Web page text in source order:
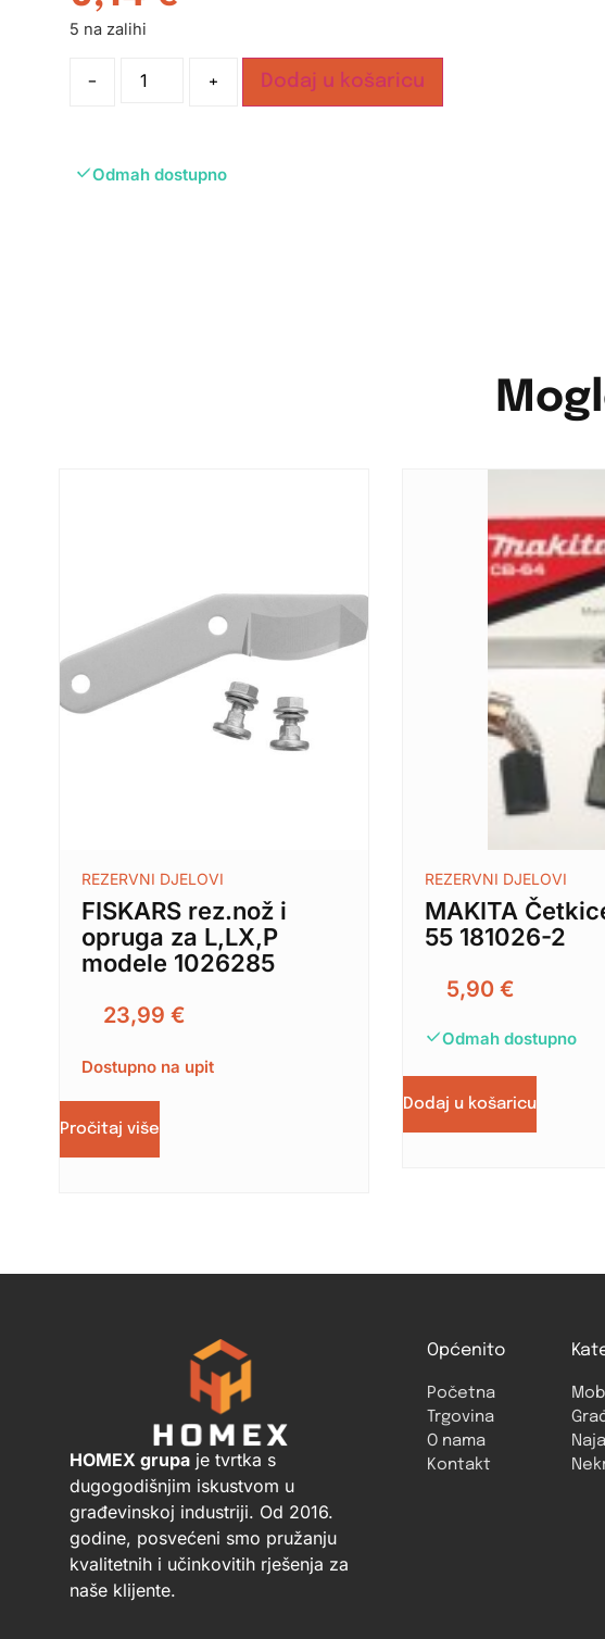
5 na zalihi
- + Dodaj u košaricu
Odmah dostupno
REZERVNI DJELOVI
FISKARS rez.nož i
opruga za L,LX,P
modele 1026285
23,99 €
Dostupno na upit
Pročitaj više
REZERVNI DJELOVI
MAKITA
55 181026-2
5,90€
Odmah dostupno
Dodaj u košaricu
HOMEX grupaje tvrtka s
dugogodišnjim iskustvom u
građevinskoj industriji. Od 2016.
godine, posvećeni smo pružanju
kvalitetnih i učinkovitih rješenja za
naše klijente.
Općenito
Početna
Trgovina
O nama
Kontakt